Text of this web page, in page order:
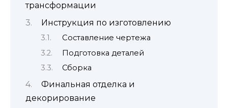
трансформации
Инструкция по изготовлению
Составление чертежа
Подготовка деталей
Сборка
Финальная отделка и
декорирование